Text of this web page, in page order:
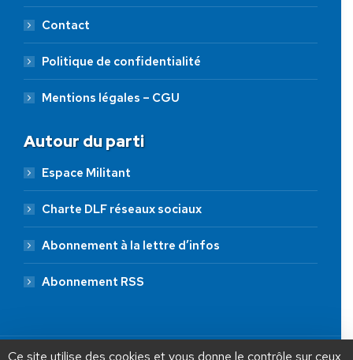
Contact
Politique de confidentialité
Mentions légales – CGU
Autour du parti
Espace Militant
Charte DLF réseaux sociaux
Abonnement à la lettre d’infos
Abonnement RSS
JE FAIS UN DON À DLF
Ce site utilise des cookies et vous donne le contrôle sur ceux